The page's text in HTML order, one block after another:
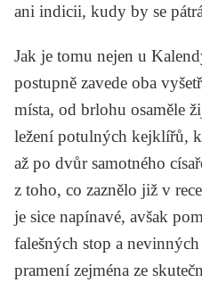
ani indicii, kudy by se
Jak je tomu nejen u
postupně zavede oba
místa, od brlohu osaměle
ležení potulných kejklířů,
až po dvůr samotného
z toho, co zaznělo již v
je sice napínavé, avšak
falešných stop a
pramení zejména ze